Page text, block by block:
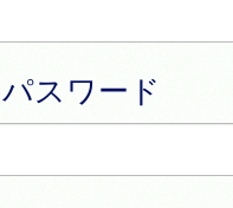
パスワード